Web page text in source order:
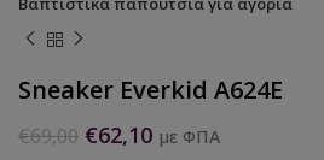
Sneaker Everkid A624E
€69,00 €62,10 με ΦΠΑ